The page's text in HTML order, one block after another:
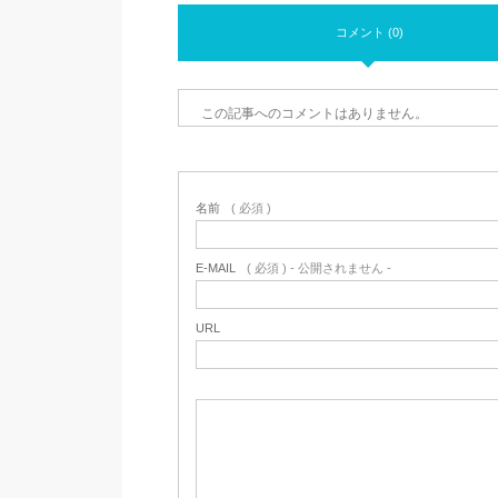
コメント (0)
この記事へのコメントはありません。
名前 ( 必須 )
E-MAIL ( 必須 ) - 公開されません -
URL